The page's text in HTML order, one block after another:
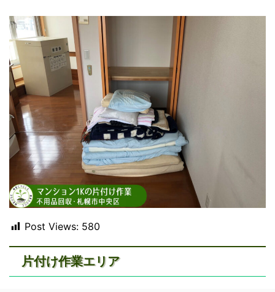
Post Views: 580
片付け作業エリア